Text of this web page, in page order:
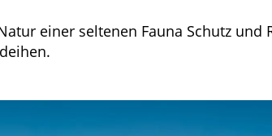
einer seltenen Fauna Schutz und